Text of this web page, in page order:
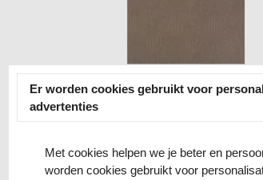
Er worden cookies gebruikt voor
advertenties
Met cookies helpen we je beter en
worden cookies gebruikt voor